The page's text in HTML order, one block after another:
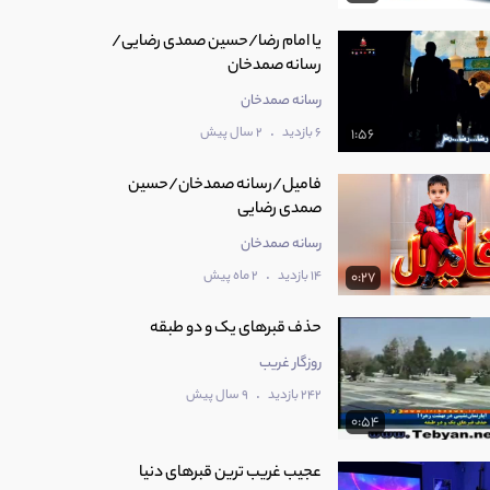
1:56
یا امام رضا/حسین صمدی رضایی/
رسانه صمدخان
رسانه صمدخان
6 بازدید . 2 سال پیش
0:27
فامیل/رسانه صمدخان/حسین
صمدی رضایی
رسانه صمدخان
14 بازدید . 2 ماه پیش
0:54
حذف قبرهای یک و دو طبقه
روزگار غریب
242 بازدید . 9 سال پیش
عجیب غریب ترین قبرهای دنیا